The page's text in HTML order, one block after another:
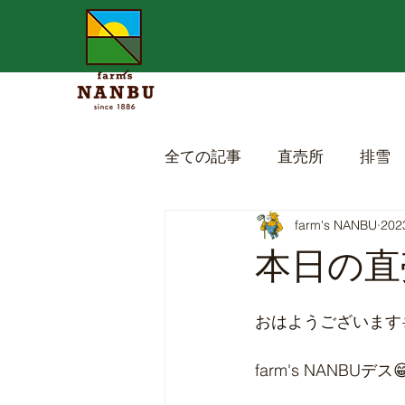
全ての記事 直売所 排雪
本日の
farm's NANBU
おはようございま
farm's NANBUデス